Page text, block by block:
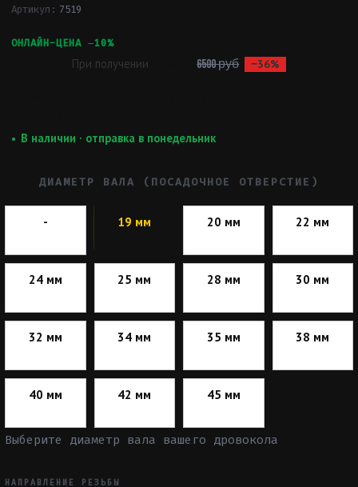
ДИАМЕТР ВАЛА (ПОСАДОЧНОЕ ОТВЕРСТИЕ)
- 19 мм 20 мм 22 мм
24 мм 25 мм 28 мм 30 мм
32 мм 34 мм 35 мм 38 мм
40 мм 42 мм 45 мм
НАПРАВЛЕНИЕ РЕЗЬБЫ
Артикул: 7519
ОНЛАЙН-ЦЕНА −10%3 771 ₽
При получении 6500 руб −36%
В наличии · отправка в понедельник